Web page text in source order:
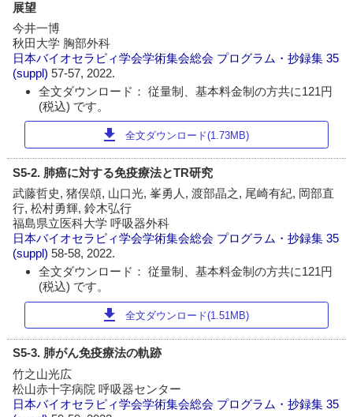
展望
今井一博
秋田大学 胸部外科
日本バイオセラピィ学会学術集会総会 プログラム・抄録集 35
(suppl)57-57, 2022.
全文ダウンロード： 従量制、基本料金制の方共に121円
(税込) です。
download 全文ダウンロード(1.73MB)
S5-2. 肺癌に対する免疫療法とTR研究
武藤哲史, 猪俣頌, 山口光, 峯勇人, 渡部晶之, 尾崎有紀, 岡部直
行, 松村勇輝, 鈴木弘行
福島県立医科大学 呼吸器外科
日本バイオセラピィ学会学術集会総会 プログラム・抄録集 35
(suppl)58-58, 2022.
全文ダウンロード： 従量制、基本料金制の方共に121円
(税込) です。
download 全文ダウンロード(1.51MB)
S5-3. 肺がん免疫療法の軌跡
竹之山光広
松山赤十字病院 呼吸器センター
日本バイオセラピィ学会学術集会総会 プログラム・抄録集 35